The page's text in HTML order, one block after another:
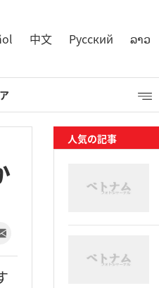
中文 Русский ລາວ
人気の記事